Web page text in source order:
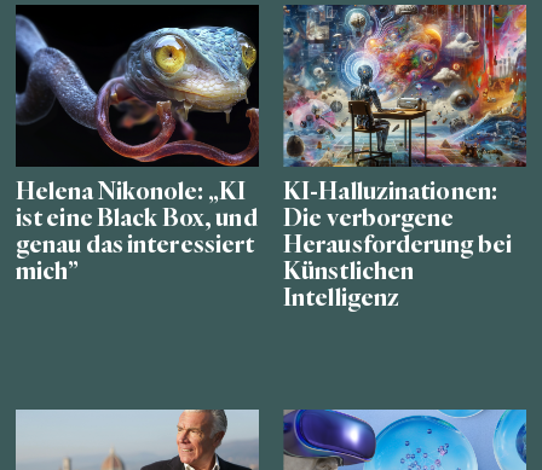
Helena Nikonole: „KI
ist eine Black Box, und
genau das interessiert
mich”
KI-Halluzinationen:
Die verborgene
Herausforderung bei
Künstlichen
Intelligenz